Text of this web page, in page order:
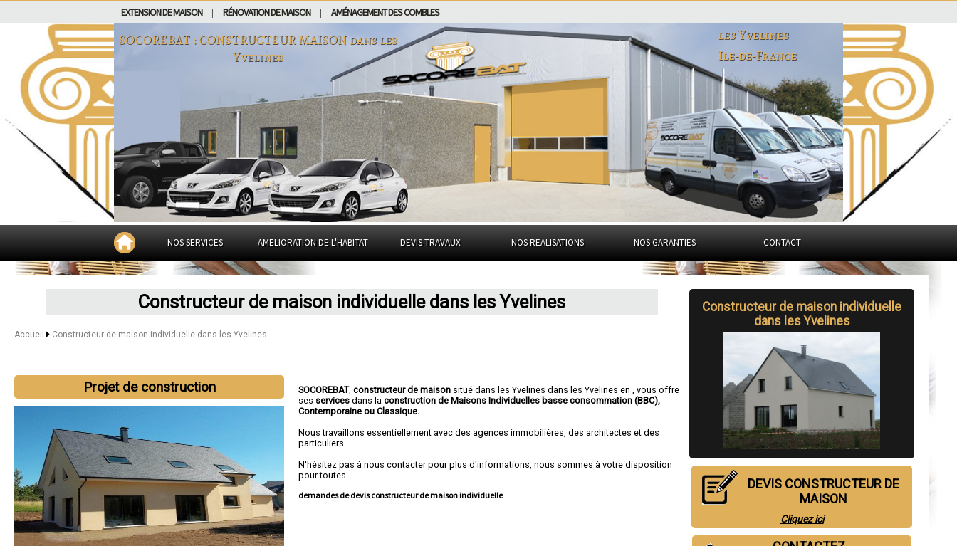
EXTENSION DE MAISON RÉNOVATION DE MAISON AMÉNAGEMENT DES COMBLES
SOCOREBAT : CONSTRUCTEUR MAISON dans les
Yvelines
les Yvelines
Ile-de-France
NOS SERVICES AMELIORATION DE L'HABITAT DEVIS TRAVAUX NOS REALISATIONS NOS GARANTIES CONTACT
Constructeur de maison individuelle dans les Yvelines
Accueil Constructeur de maison individuelle dans les Yvelines
Projet de construction SOCOREBAT,constructeur de maison situé dans les Yvelines dans les Yvelines en , vous offre
ses services dans laconstruction de Maisons Individuelles basse consommation (BBC),
Contemporaine ou Classique.
Nous travaillons essentiellement avec des agences immobilières, des architectes et des
particuliers.
N'hésitez pas à nous contacter pour plus d'informations, nous sommes à votre disposition
pour toutes
demandes de devis constructeur de maison individuelle
Constructeur de maison individuelle
dans les Yvelines
DEVIS CONSTRUCTEUR DE
MAISON
Cliquez ici